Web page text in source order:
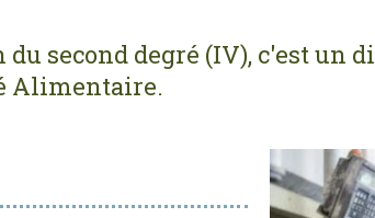
du second degré (IV), c'est
Alimentaire.